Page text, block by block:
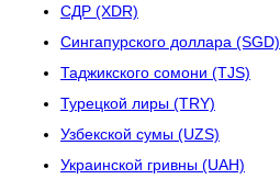
СДР (XDR)
Сингапурского доллара (SGD)
Таджикского сомони (TJS)
Турецкой лиры (TRY)
Узбекской сумы (UZS)
Украинской гривны (UAH)